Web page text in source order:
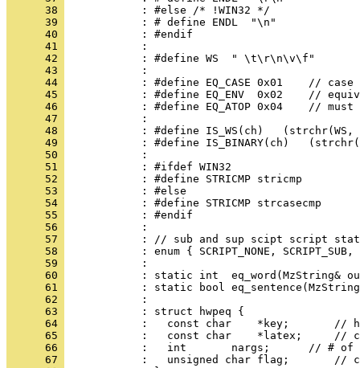
      38
      39
      40
      41
      42
      43
      44
      45
      46
      47
      48
      49
      50
      51
      52
      53
      54
      55
      56
      57
      58
      59
      60
      61
      62
      63
      64
      65
      66
      67